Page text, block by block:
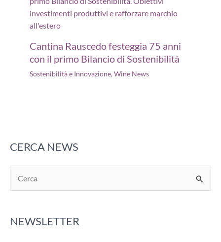
Cantina Rauscedo festeggia 75 anni
con il primo Bilancio di Sostenibilità
Sostenibilità e Innovazione,Wine News
CERCA NEWS
e
cNEWSLETTER